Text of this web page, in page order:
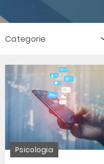
Categorie
Psicologia